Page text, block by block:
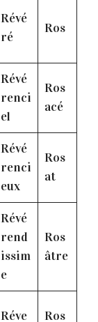
Révé
ré
Ros
Révé
renci
el
Ros
acé
Révé
renci
eux
Ros
at
Révé
rend
issim
e
Ros
âtre
Réve
Ros